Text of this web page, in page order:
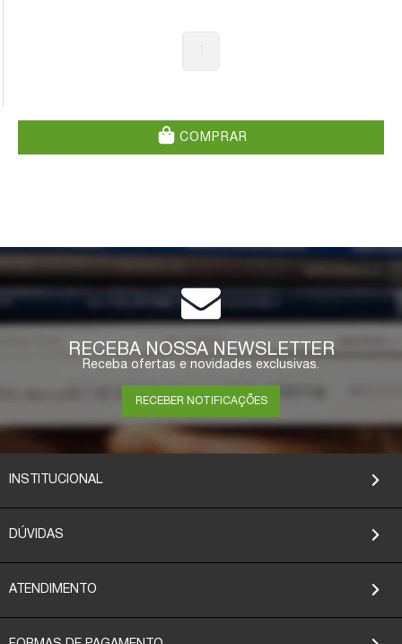
COMPRAR
RECEBA NOSSA NEWSLETTER
Receba ofertas e novidades exclusivas.
RECEBER NOTIFICAÇÕES
INSTITUCIONAL
DÚVIDAS
ATENDIMENTO